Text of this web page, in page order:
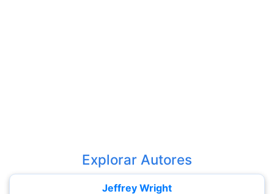
Explorar Autores
Jeffrey Wright